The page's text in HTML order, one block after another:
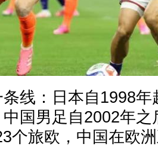
线：日本自1998
国男足自2002年
个旅欧，中国在欧